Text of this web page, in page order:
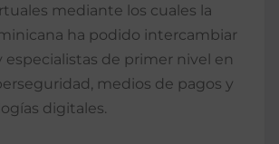
mediante los cuales la
ha podido intercambiar
especialistas de primer nivel en
medios de pagos y
digitales.